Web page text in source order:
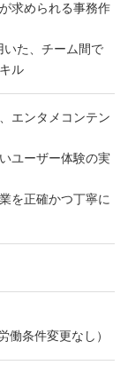
求められる事務作
いた、チーム間で
ル
エンタメコンテン
ユーザー体験の実
を正確かつ丁寧に
働条件変更なし）